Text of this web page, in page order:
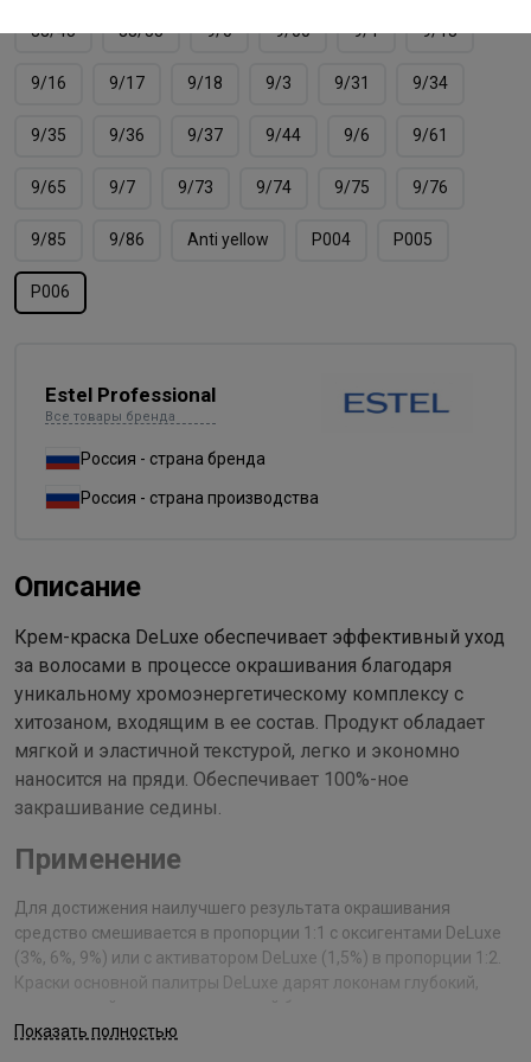
88/45 88/55 9/0 9/00 9/1 9/13
9/16 9/17 9/18 9/3 9/31 9/34
9/35 9/36 9/37 9/44 9/6 9/61
9/65 9/7 9/73 9/74 9/75 9/76
9/85 9/86 Аnti yellow Р004 Р005
Р006
Estel Professional
Все товары бренда
Россия - страна бренда
Россия - страна производства
Описание
Крем-краска DeLuxe обеспечивает эффективный уход
за волосами в процессе окрашивания благодаря
уникальному хромоэнергетическому комплексу с
хитозаном, входящим в ее состав. Продукт обладает
мягкой и эластичной текстурой, легко и экономно
наносится на пряди. Обеспечивает 100%-ное
закрашивание седины.
Применение
Для достижения наилучшего результата окрашивания
средство смешивается в пропорции 1:1 с оксигентами DeLuxe
(3%, 6%, 9%) или с активатором DeLuxe (1,5%) в пропорции 1:2.
Краски основной палитры DeLuxe дарят локонам глубокий,
Показать полностью